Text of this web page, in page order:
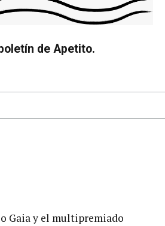
de Apetito.
Gaia y el multipremiado